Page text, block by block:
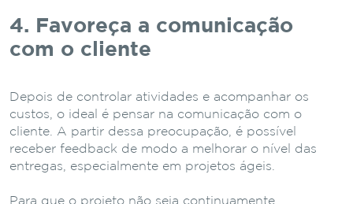
4. Favoreça a comunicação
com o cliente
Depois de controlar atividades e acompanhar os
custos, o ideal é pensar na comunicação com o
cliente. A partir dessa preocupação, é possível
receber feedback de modo a melhorar o nível das
entregas, especialmente em projetos ágeis.
Para que o projeto não seja continuamente